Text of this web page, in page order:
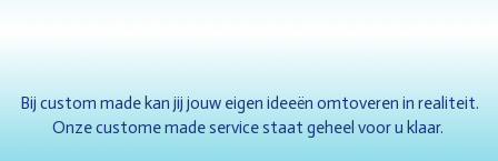
Bij custom made kan jij jouw eigen ideeën omtoveren in realiteit.
Onze custome made service staat geheel voor u klaar.